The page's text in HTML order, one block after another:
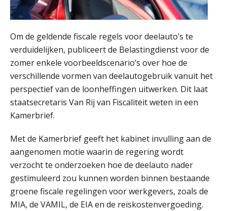
Om de geldende fiscale regels voor deelauto’s te
verduidelijken, publiceert de Belastingdienst voor de
zomer enkele voorbeeldscenario’s over hoe de
verschillende vormen van deelautogebruik vanuit het
perspectief van de loonheffingen uitwerken. Dit laat
staatsecretaris Van Rij van Fiscaliteit weten in een
Kamerbrief.
Met de Kamerbrief geeft het kabinet invulling aan de
aangenomen motie waarin de regering wordt
verzocht te onderzoeken hoe de deelauto nader
gestimuleerd zou kunnen worden binnen bestaande
groene fiscale regelingen voor werkgevers, zoals de
MIA, de VAMIL, de EIA en de reiskostenvergoeding.